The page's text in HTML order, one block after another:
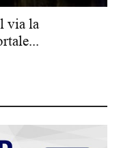
via la